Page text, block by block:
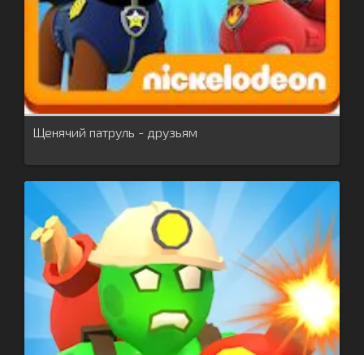
Щенячий патруль - друзьям